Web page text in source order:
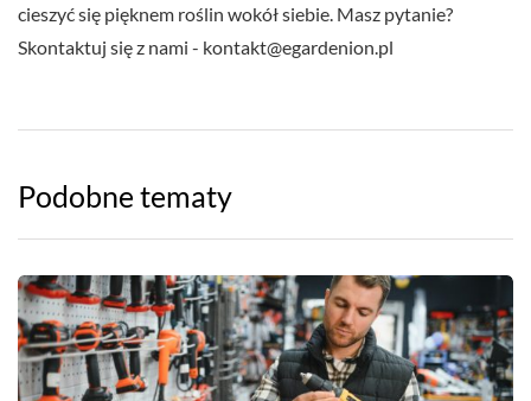
cieszyć się pięknem roślin wokół siebie. Masz pytanie?
Skontaktuj się z nami - kontakt@egardenion.pl
Podobne tematy